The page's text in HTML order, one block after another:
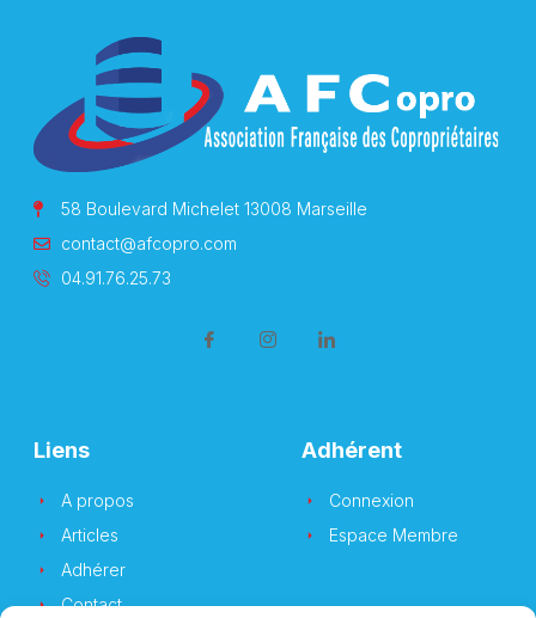
58 Boulevard Michelet 13008 Marseille
contact@afcopro.com
04.91.76.25.73
Liens
A propos
Articles
Adhérer
Contact
Adhérent
Connexion
Espace Membre